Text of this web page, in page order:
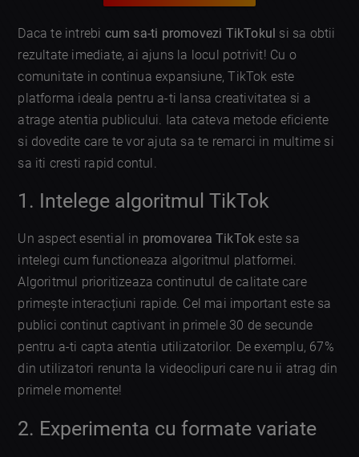
Daca te intrebi cum sa-ti promovezi TikTokul si sa obtii
rezultate imediate, ai ajuns la locul potrivit! Cu o
comunitate in continua expansiune, TikTok este
platforma ideala pentru a-ti lansa creativitatea si a
atrage atentia publicului. Iata cateva metode eficiente
si dovedite care te vor ajuta sa te remarci in multime si
sa iti cresti rapid contul.
1. Intelege algoritmul TikTok
Un aspect esential in promovarea TikTok este sa
intelegi cum functioneaza algoritmul platformei.
Algoritmul prioritizеaza continutul de calitate care
primește interacțiuni rapide. Cel mai important este sa
publici continut captivant in primele 30 de secunde
pentru a-ti capta atentia utilizatorilor. De exemplu, 67%
din utilizatori renunta la videoclipuri care nu ii atrag din
primele momente!
2. Experimenta cu formate variate